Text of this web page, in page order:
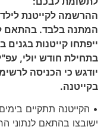
ההרשמה לקייטנת
המתנה בלבד. בהתאם
ייפתחו קייטנות בגנים
בתחילת חודש יולי,
יודגש כי הכניסה
בקייטנה.
• הקייטנה תתקיים
ישובצו בהתאם לנתוני